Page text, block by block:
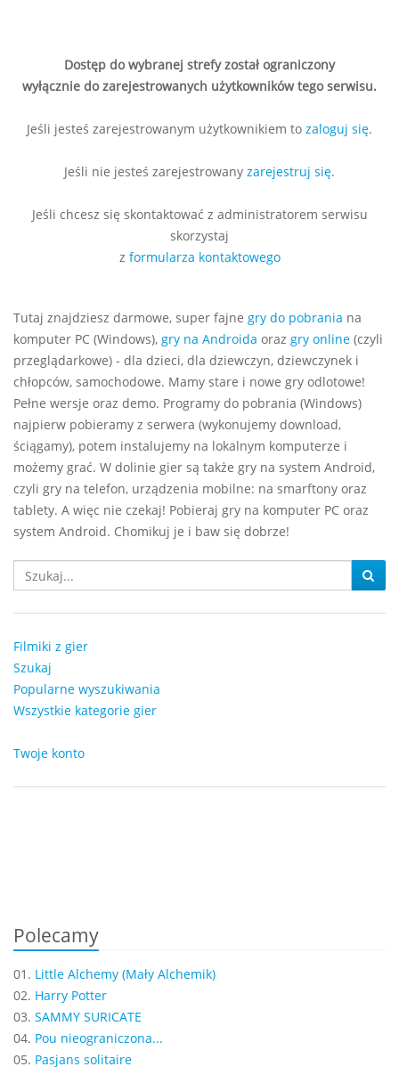
Dostęp do wybranej strefy został ograniczony
wyłącznie do zarejestrowanych użytkowników tego serwisu.
Jeśli jesteś zarejestrowanym użytkownikiem to zaloguj się.
Jeśli nie jesteś zarejestrowany zarejestruj się.
Jeśli chcesz się skontaktować z administratorem serwisu
skorzystaj
z formularza kontaktowego
Tutaj znajdziesz darmowe, super fajne gry do pobrania na
komputer PC (Windows), gry na Androida oraz gry online (czyli
przeglądarkowe) - dla dzieci, dla dziewczyn, dziewczynek i
chłopców, samochodowe. Mamy stare i nowe gry odlotowe!
Pełne wersje oraz demo. Programy do pobrania (Windows)
najpierw pobieramy z serwera (wykonujemy download,
ściągamy), potem instalujemy na lokalnym komputerze i
możemy grać. W dolinie gier są także gry na system Android,
czyli gry na telefon, urządzenia mobilne: na smarftony oraz
tablety. A więc nie czekaj! Pobieraj gry na komputer PC oraz
system Android. Chomikuj je i baw się dobrze!
Filmiki z gier
Szukaj
Popularne wyszukiwania
Wszystkie kategorie gier
Twoje konto
Polecamy
01. Little Alchemy (Mały Alchemik)
02. Harry Potter
03. SAMMY SURICATE
04. Pou nieograniczona...
05. Pasjans solitaire